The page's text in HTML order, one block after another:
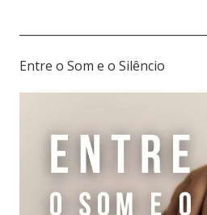
Entre o Som e o Silêncio